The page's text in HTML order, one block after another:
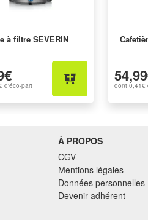
à filtre SEVERIN
d'éco-part dont 0,41€
À PROPOS
CGV
Mentions légales
Données personnelles
Devenir adhérent